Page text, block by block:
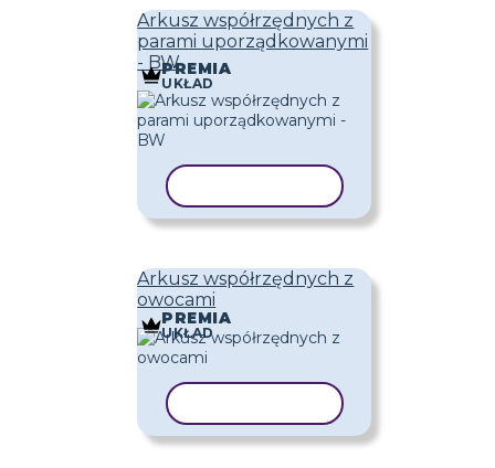
Arkusz współrzędnych z
parami uporządkowanymi
- BWPREMIA
UKŁAD
Arkusz współrzędnych z
owocami
PREMIA
UKŁAD